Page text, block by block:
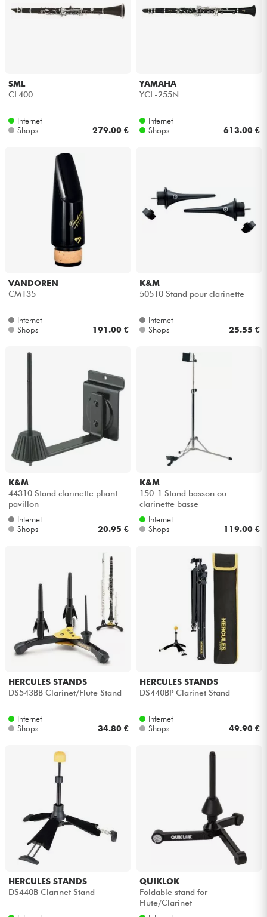
SML
CL400
Internet
Shops
279.00 €
YAMAHA
YCL-255N
Internet
Shops
613.00 €
VANDOREN
CM135
Internet
Shops
191.00 €
K&M
50510 Stand pour clarinette
Internet
Shops
25.55 €
K&M
44310 Stand clarinette pliant
pavillon
Internet
Shops
20.95 €
K&M
150-1 Stand basson ou
clarinette basse
Internet
Shops
119.00 €
HERCULES STANDS
DS543BB Clarinet/Flute Stand
Internet
Shops
34.80 €
HERCULES STANDS
DS440BP Clarinet Stand
Internet
Shops
49.90 €
HERCULES STANDS
DS440B Clarinet Stand
QUIKLOK
Foldable stand for
Flute/Clarinet